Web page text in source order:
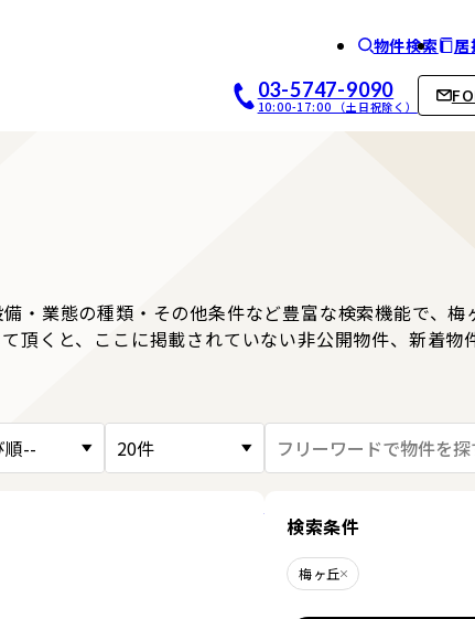
抜き店舗ABCホーム
物件検索 居
03-5747-9090
10:00-17:00 （土日祝除く）
・業態の種類・その他条件など豊富な検索機能で、
くと、ここに掲載されていない非公開物件、新着物
検索条件
梅ヶ丘削除する